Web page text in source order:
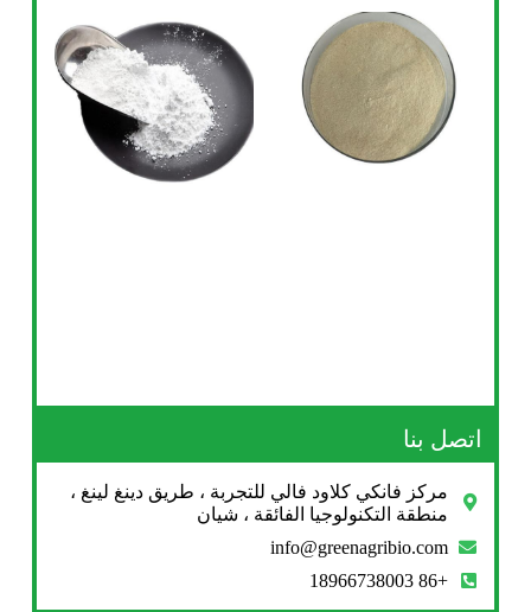
اتصل بنا
مركز فانكي كلاود فالي للتجربة ، طريق دينغ لينغ ،
منطقة التكنولوجيا الفائقة ، شيان
info@greenagribio.com
+86 18966738003